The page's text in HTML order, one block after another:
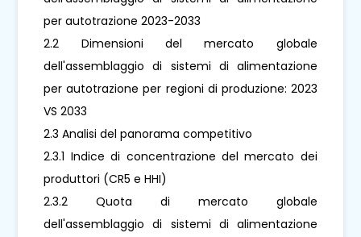
per autotrazione 2023-2033
2.2 Dimensioni del mercato globale
dell'assemblaggio di sistemi di alimentazione
per autotrazione per regioni di produzione: 2023
VS 2033
2.3 Analisi del panorama competitivo
2.3.1 Indice di concentrazione del mercato dei
produttori (CR5 e HHI)
2.3.2 Quota di mercato globale
dell'assemblaggio di sistemi di alimentazione